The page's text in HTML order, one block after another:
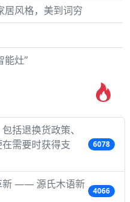
居风格，美到词穷
能灶”
括退换货政策、
需要时获得支
6078
新 —— 源氏木语新
4066